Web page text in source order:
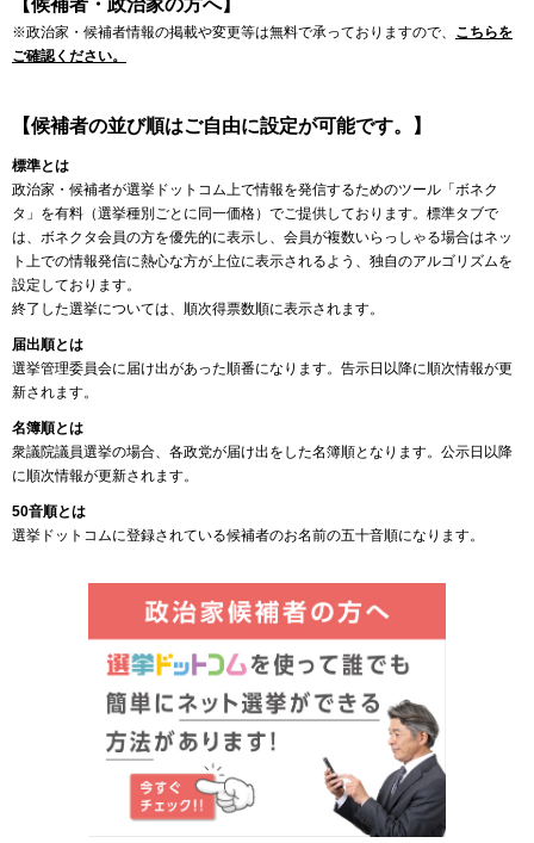
【候補者・政治家の方へ】
※政治家・候補者情報の掲載や変更等は無料で承っておりますので、 こちらを
ご確認ください。
【候補者の並び順はご自由に設定が可能です。】
標準とは
政治家・候補者が選挙ドットコム上で情報を発信するためのツール「ボネク
タ」を有料（選挙種別ごとに同一価格）でご提供しております。標準タブで
は、ボネクタ会員の方を優先的に表示し、会員が複数いらっしゃる場合はネッ
ト上での情報発信に熱心な方が上位に表示されるよう、独自のアルゴリズムを
設定しております。
終了した選挙については、順次得票数順に表示されます。
届出順とは
選挙管理委員会に届け出があった順番になります。告示日以降に順次情報が更
新されます。
名簿順とは
衆議院議員選挙の場合、各政党が届け出をした名簿順となります。公示日以降
に順次情報が更新されます。
50音順とは
選挙ドットコムに登録されている候補者のお名前の五十音順になります。